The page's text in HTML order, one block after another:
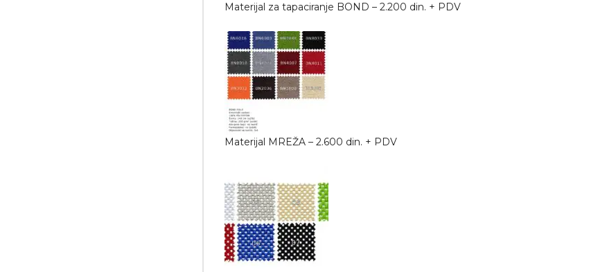
Materijal za tapaciranje BOND – 2.200 din. + PDV
Materijal MREŽA – 2.600 din. + PDV